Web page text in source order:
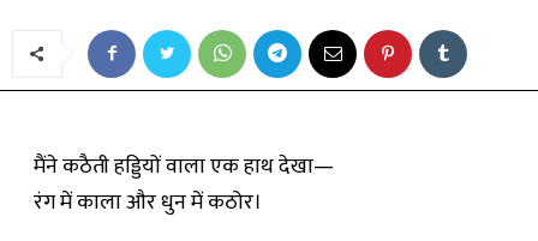
मैंने कठैती हड्डियों वाला एक हाथ देखा—
रंग में काला और धुन में कठोर।